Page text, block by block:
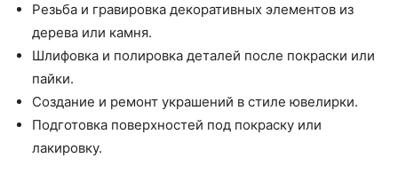
Резьба и гравировка декоративных элементов из
дерева или камня.
Шлифовка и полировка деталей после покраски или
пайки.
Создание и ремонт украшений в стиле ювелирки.
Подготовка поверхностей под покраску или
лакировку.